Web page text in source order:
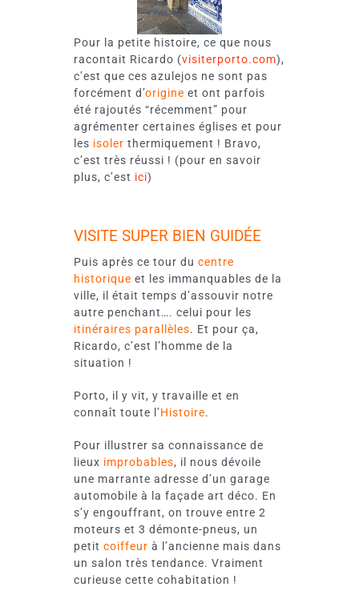
Pour la petite histoire, ce que nous
racontait Ricardo (visiterporto.com),
c’est que ces azulejos ne sont pas
forcément d’origine et ont parfois
été rajoutés “récemment” pour
agrémenter certaines églises et pour
les isoler thermiquement ! Bravo,
c’est très réussi ! (pour en savoir
plus, c’est ici)
VISITE SUPER BIEN GUIDÉE
Puis après ce tour ducentre
historique et les immanquables de la
ville, il était temps d’assouvir notre
autre penchant…. celui pour les
itinéraires parallèles. Et pour ça,
Ricardo, c’est l’homme de la
situation !
Porto, il y vit, y travaille et en
connaît toute l’Histoire.
Pour illustrer sa connaissance de
lieux improbables, il nous dévoile
une marrante adresse d’un garage
automobile à la façade art déco. En
s’y engouffrant, on trouve entre 2
moteurs et 3 démonte-pneus, un
petitcoiffeur à l’ancienne mais dans
un salon très tendance. Vraiment
curieuse cette cohabitation !